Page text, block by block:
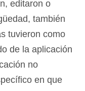
editaron o
también
tuvieron como
de la aplicación
no
en que